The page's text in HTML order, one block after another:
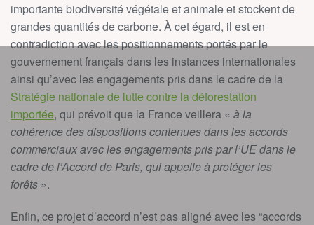
importante biodiversité végétale et animale et stockent de
grandes quantités de carbone. À cet égard, il est en
contradiction avec les positionnements portés par le
gouvernement français dans les instances internationales
ainsi qu’avec les engagements pris dans le cadre de la
Stratégie nationale de lutte contre la déforestation
importée, qui prévoit que la France veillera « à la
cohérence des dispositions contenues dans les accords
commerciaux avec les engagements pris par l’UE dans le
cadre de l’Accord de Paris, qui appelle à protéger les
forêts ».
Enfin, ce projet d’accord n’est pas aligné avec les “accords